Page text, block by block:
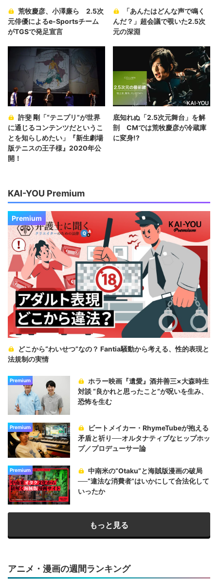
荒牧慶彦、小澤廉ら 2.5次
元俳優によるe-Sportsチーム
がTGSで発足宣言
「あんたはどんな声で鳴く
んだ？」超会議で覗いた2.5次
元の深淵
許斐 剛「“テニプリ”が世界
に通じるコンテンツだというこ
とを知らしめたい」『新生劇場
版テニスの王子様』2020年公
開！
底知れぬ「2.5次元舞台」を解
剖 CMでは荒牧慶彦が冷蔵庫
に変身!?
KAI-YOU Premium
Premium
どこから“わいせつ”なの？ Fantia騒動から考える、性的表現と
法規制の実情
Premium
ホラー映画『遺愛』酒井善三×大森時生
対談 “良かれと思ったこと“が呪いを生み、
恐怖を生む
Premium
ビートメイカー・RhymeTubeが抱える
矛盾と祈り──オルタナティブなヒップホッ
プ／プロデューサー論
Premium
中南米の“Otaku”と海賊版漫画の破局
──“違法な消費者”はいかにして合法化して
いったか
もっと見る
アニメ・漫画の週間ランキング